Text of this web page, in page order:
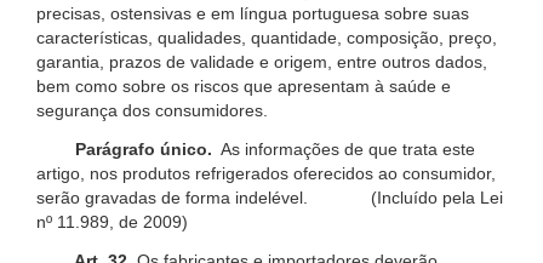
precisas, ostensivas e em língua portuguesa sobre suas
características, qualidades, quantidade, composição, preço,
garantia, prazos de validade e origem, entre outros dados,
bem como sobre os riscos que apresentam à saúde e
segurança dos consumidores.
Parágrafo único. As informações de que trata este
artigo, nos produtos refrigerados oferecidos ao consumidor,
serão gravadas de forma indelével. (Incluído pela Lei
nº 11.989, de 2009)